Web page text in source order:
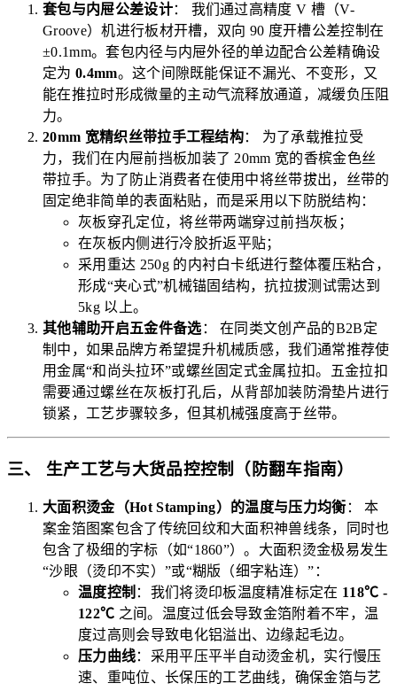
套包与内屉公差设计： 我们通过高精度 V 槽（V-
Groove）机进行板材开槽，双向 90 度开槽公差控制在
±0.1mm。套包内径与内屉外径的单边配合公差精确设
定为 0.4mm。这个间隙既能保证不漏光、不变形，又
能在推拉时形成微量的主动气流释放通道，减缓负压阻
力。
20mm 宽精织丝带拉手工程结构： 为了承载推拉受
力，我们在内屉前挡板加装了 20mm 宽的香槟金色丝
带拉手。为了防止消费者在使用中将丝带拔出，丝带的
固定绝非简单的表面粘贴，而是采用以下防脱结构：
灰板穿孔定位，将丝带两端穿过前挡灰板；
在灰板内侧进行冷胶折返平贴；
采用重达 250g 的内衬白卡纸进行整体覆压粘合，
形成“夹心式”机械锚固结构，抗拉拔测试需达到
5kg 以上。
其他辅助开启五金件备选 ： 在同类文创产品的B2B定
制中，如果品牌方希望提升机械质感，我们通常推荐使
用金属“和尚头拉环”或螺丝固定式金属拉扣。五金拉扣
需要通过螺丝在灰板打孔后，从背部加装防滑垫片进行
锁紧，工艺步骤较多，但其机械强度高于丝带。
三、 生产工艺与大货品控控制（防翻车指南）
大面积烫金（Hot Stamping）的温度与压力均衡 ： 本
案金箔图案包含了传统回纹和大面积神兽线条，同时也
包含了极细的字标（如“1860”）。大面积烫金极易发生
“沙眼（烫印不实）”或“糊版（细字粘连）”：
温度控制 ：我们将烫印板温度精准标定在 118℃ -
122℃ 之间。温度过低会导致金箔附着不牢，温
度过高则会导致电化铝溢出、边缘起毛边。
压力曲线：采用平压平半自动烫金机，实行慢压
速、重吨位、长保压的工艺曲线，确保金箔与艺